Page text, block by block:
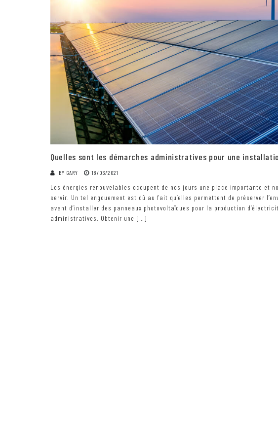
Quelles sont les démarches administratives pour une
BY GARY 18/03/2021
Les énergies renouvelables occupent de nos jours une place importante et
servir. Un tel engouement est dû au fait qu’elles permettent de préserver
avant d’installer des panneaux photovoltaïques pour la production
administratives. Obtenir une […]